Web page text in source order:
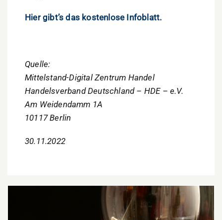
Hier gibt’s das kostenlose Infoblatt.
Quelle:
Mittelstand-Digital Zentrum Handel
Handelsverband Deutschland – HDE – e.V.
Am Weidendamm 1A
10117 Berlin
30.11.2022